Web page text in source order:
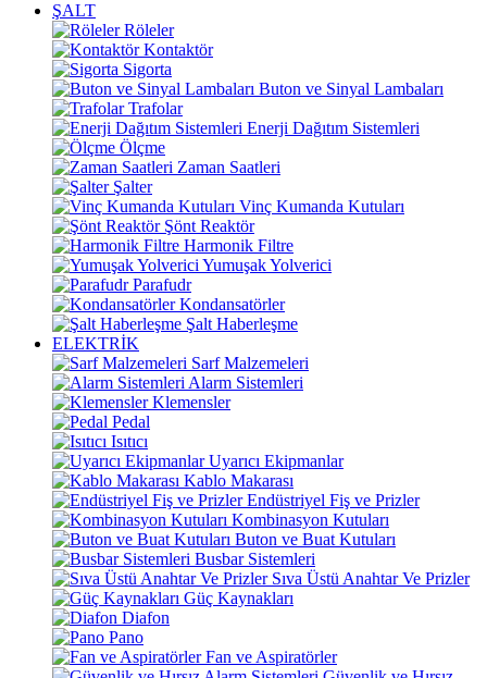
ŞALT
Röleler
Kontaktör
Sigorta
Buton ve Sinyal Lambaları
Trafolar
Enerji Dağıtım Sistemleri
Ölçme
Zaman Saatleri
Şalter
Vinç Kumanda Kutuları
Şönt Reaktör
Harmonik Filtre
Yumuşak Yolverici
Parafudr
Kondansatörler
Şalt Haberleşme
ELEKTRİK
Sarf Malzemeleri
Alarm Sistemleri
Klemensler
Pedal
Isıtıcı
Uyarıcı Ekipmanlar
Kablo Makarası
Endüstriyel Fiş ve Prizler
Kombinasyon Kutuları
Buton ve Buat Kutuları
Busbar Sistemleri
Sıva Üstü Anahtar Ve Prizler
Güç Kaynakları
Diafon
Pano
Fan ve Aspiratörler